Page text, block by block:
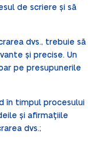
de scriere și să
dvs., trebuie să
și precise. Un
pe presupunerile
în timpul procesului
și afirmațiile
dvs.;